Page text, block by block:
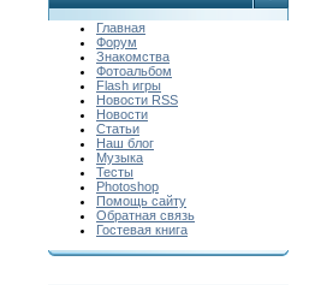
Главная
Форум
Знакомства
Фотоальбом
Flash игры
Новости RSS
Новости
Статьи
Наш блог
Музыка
Тесты
Photoshop
Помощь сайту
Обратная связь
Гостевая книга